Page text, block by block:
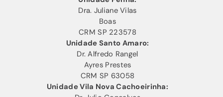
Dra. Juliane Vilas
Boas
CRM SP 223578
Unidade Santo Amaro:
Dr. Alfredo Rangel
Ayres Prestes
CRM SP 63058
Unidade Vila Nova Cachoeirinha: